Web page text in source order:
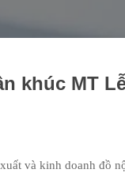
khúc MT
và kinh doanh đồ